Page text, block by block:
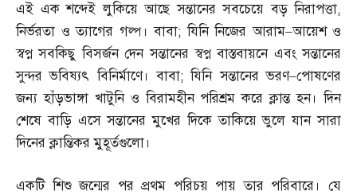
এই এক শব্দেই লুকিয়ে আছে সন্তানের সবচেয়ে বড় নিরাপত্তা,
নির্ভরতা ও ত্যাগের গল্প। বাবা;যিনি নিজের আরাম–আয়েশ ও
স্বপ্ন সবকিছু বিসর্জন দেন সন্তানের স্বপ্ন বাস্তবায়নে এবং সন্তানের
সুন্দর ভবিষ্যৎ বিনির্মাণে। বাবা;যিনি সন্তানের ভরণ–পোষণের
জন্য হাঁড়ভাঙ্গা খাটুনি ও বিরামহীন পরিশ্রম করে ক্লান্ত হন। দিন
শেষে বাড়ি এসে সন্তানের মুখের দিকে তাকিয়ে ভুলে যান সারা
দিনের ক্লান্তিকর মুহূর্তগুলো।
একটি শিশু জন্মের পর প্রথম পরিচয় পায় তার পরিবারে। যে